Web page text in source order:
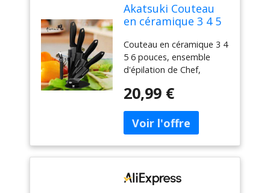
Akatsuki Couteau
en céramique 3 4 5
d'épilation de Chef,
utilitaire de
tranchage, lame
support de bloc de
couteaux, outil de
cuisine pour
légumes et fruits
Couteau en céramique 3 4
5 6 pouces, ensemble
d'épilation de Chef,
lame noire en zircone,
couteaux, outil de cuisine
pour légumes et fruits
20,99 €